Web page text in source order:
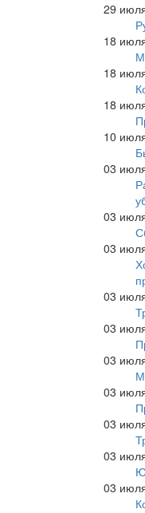
29
18
18
18
10
03
03
03
03
03
03
03
03
03
03